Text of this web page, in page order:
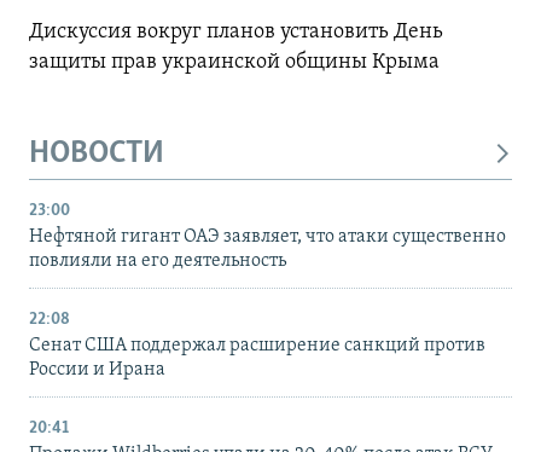
Дискуссия вокруг планов установить День
защиты прав украинской общины Крыма
НОВОСТИ
23:00
Нефтяной гигант ОАЭ заявляет, что атаки существенно
повлияли на его деятельность
22:08
Сенат США поддержал расширение санкций против
России и Ирана
20:41